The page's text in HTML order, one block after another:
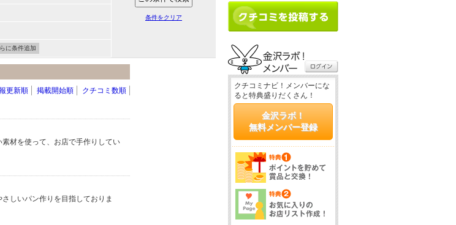
に条件追加
条件をクリア
更新順 掲載開始順 クチコミ数順
材を使って、お店で手作りしてい
しいパン作りを目指しておりま
クチコミナビ！メンバーにな
ると特典盛りだくさん！
金沢ラボ！
無料メンバー登録